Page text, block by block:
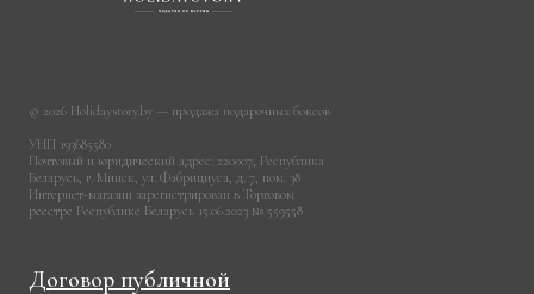
© 2026 Holidaystory.by — продажа подарочных боксов
УНП 193685580
Почтовый и юридический адрес: 220007, Республика
Беларусь, г. Минск, ул. Фабрициуса, д. 7, пом. 38
Интернет-магазин зарегистрирован в Торговом
реестре Республике Беларусь 15.06.2023 № 559558
Договор публичной